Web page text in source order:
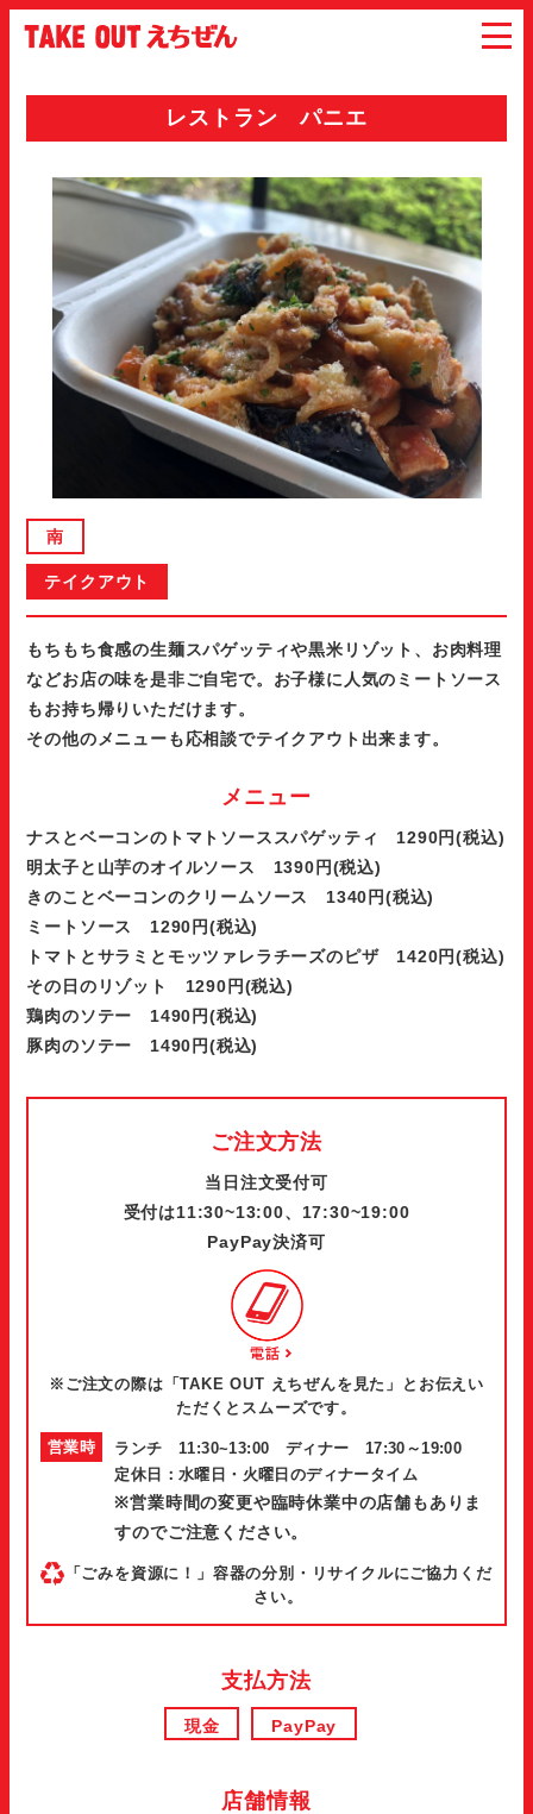
レストラン パニエ
南
テイクアウト
もちもち食感の生麺スパゲッティや黒米リゾット、お肉料理
などお店の味を是非ご自宅で。お子様に人気のミートソース
もお持ち帰りいただけます。
その他のメニューも応相談でテイクアウト出来ます。
メニュー
ナスとベーコンのトマトソーススパゲッティ 1290円(税込)
明太子と山芋のオイルソース 1390円(税込)
きのことベーコンのクリームソース 1340円(税込)
ミートソース 1290円(税込)
トマトとサラミとモッツァレラチーズのピザ 1420円(税込)
その日のリゾット 1290円(税込)
鶏肉のソテー 1490円(税込)
豚肉のソテー 1490円(税込)
ご注文方法
当日注文受付可
受付は11:30~13:00、17:30~19:00
PayPay決済可
※ご注文の際は「TAKE OUT えちぜんを見た」とお伝えい
ただくとスムーズです。
営業時
ランチ 11:30~13:00 ディナー 17:30～19:00
定休日：水曜日・火曜日のディナータイム
※営業時間の変更や臨時休業中の店舗もありま
すのでご注意ください。
「ごみを資源に！」容器の分別・リサイクルにご協力くだ
さい。
支払方法
現金 PayPay
店舗情報